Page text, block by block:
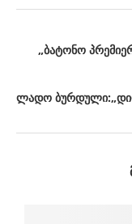
„ბატონო
ლადო